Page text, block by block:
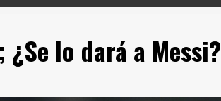
lo dará a Messi?